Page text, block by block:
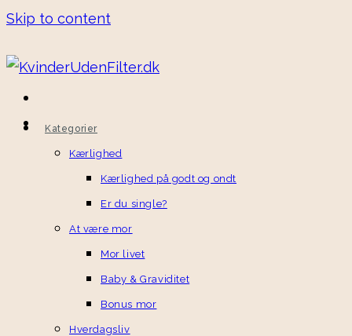
Skip to content
Kategorier
Kærlighed
Kærlighed på godt og ondt
Er du single?
At være mor
Mor livet
Baby & Graviditet
Bonus mor
Hverdagsliv